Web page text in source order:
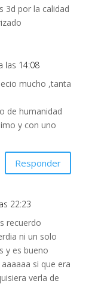
3d por la calidad
las 14:08
mucho ,tanta
de humanidad
y con uno
Responder
22:23
recuerdo
ni un solo
y es bueno
si que era
verla de